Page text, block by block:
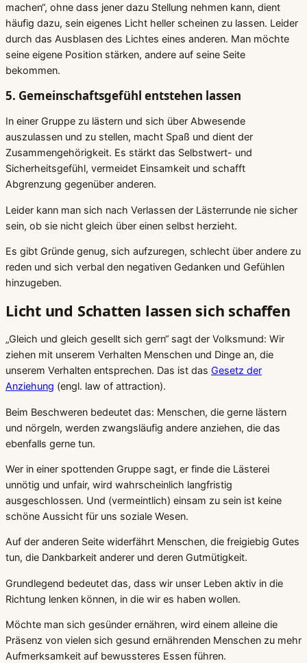
machen“, ohne dass jener dazu Stellung nehmen kann, dient
häufig dazu, sein eigenes Licht heller scheinen zu lassen. Leider
durch das Ausblasen des Lichtes eines anderen. Man möchte
seine eigene Position stärken, andere auf seine Seite
bekommen.
5. Gemeinschaftsgefühl entstehen lassen
In einer Gruppe zu lästern und sich über Abwesende
auszulassen und zu stellen, macht Spaß und dient der
Zusammengehörigkeit. Es stärkt das Selbstwert- und
Sicherheitsgefühl, vermeidet Einsamkeit und schafft
Abgrenzung gegenüber anderen.
Leider kann man sich nach Verlassen der Lästerrunde nie sicher
sein, ob sie nicht gleich über einen selbst herzieht.
Es gibt Gründe genug, sich aufzuregen, schlecht über andere zu
reden und sich verbal den negativen Gedanken und Gefühlen
hinzugeben.
Licht und Schatten lassen sich schaffen
„Gleich und gleich gesellt sich gern“ sagt der Volksmund: Wir
ziehen mit unserem Verhalten Menschen und Dinge an, die
unserem Verhalten entsprechen. Das ist das Gesetz der
Anziehung (engl. law of attraction).
Beim Beschweren bedeutet das: Menschen, die gerne lästern
und nörgeln, werden zwangsläufig andere anziehen, die das
ebenfalls gerne tun.
Wer in einer spottenden Gruppe sagt, er finde die Lästerei
unnötig und unfair, wird wahrscheinlich langfristig
ausgeschlossen. Und (vermeintlich) einsam zu sein ist keine
schöne Aussicht für uns soziale Wesen.
Auf der anderen Seite widerfährt Menschen, die freigiebig Gutes
tun, die Dankbarkeit anderer und deren Gutmütigkeit.
Grundlegend bedeutet das, dass wir unser Leben aktiv in die
Richtung lenken können, in die wir es haben wollen.
Möchte man sich gesünder ernähren, wird einem alleine die
Präsenz von vielen sich gesund ernährenden Menschen zu mehr
Aufmerksamkeit auf bewussteres Essen führen.